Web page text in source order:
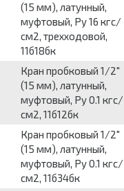
(15 мм), латунный,
муфтовый, Py 16 кгс/
см2, трехходовой,
11б18бк
Кран пробковый 1/2"
(15 мм), латунный,
муфтовый, Py 0.1 кгс/
см2, 11б12бк
Кран пробковый 1/2"
(15 мм), латунный,
муфтовый, Py 0.1 кгс/
см2, 11б34бк